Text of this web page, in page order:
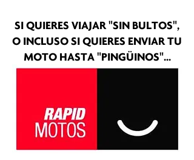
SI QUIERES VIAJAR "SIN BULTOS",
O INCLUSO SI QUIERES ENVIAR TU
MOTO HASTA "PINGÜINOS"...